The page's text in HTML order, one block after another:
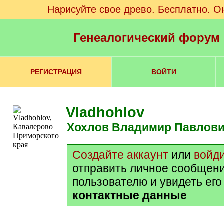
Нарисуйте свое древо. Бесплатно.
Генеалогический
РЕГИСТРАЦИЯ ВОЙТИ
Vladhohlov
Хохлов Владимир
Создайте аккаунт или
отправить личное
пользователю и увидеть
контактные данные